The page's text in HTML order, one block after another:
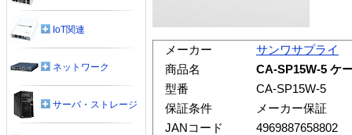
メーカー
サンワサプライ
商品名
CA-SP15W-5 ケ
型番
CA-SP15W-5
保証条件
メーカー保証
JANコード
4969887658802
IoT関連
ネットワーク
サーバ・ストレージ